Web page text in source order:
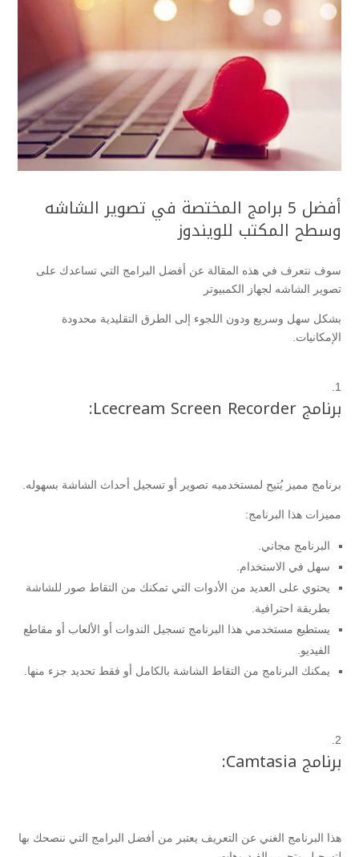
أفضل 5 برامج المختصة في تصوير الشاشه
وسطح المكتب للويندوز
سوف نتعرف في هذه المقالة عن أفضل البرامج التي تساعدك على
تصوير الشاشه لجهاز الكمبيوتر
بشكل سهل وسريع ودون اللجوء إلى الطرق التقليدية محدودة
الإمكانيات.
برنامج Lcecream Screen Recorder:
برنامج مميز يُتيح لمستخدميه تصوير أو تسجيل أحداث الشاشة بسهوله.
مميزات هذا البرنامج:
البرنامج مجاني.
سهل في الاستخدام.
يحتوي على العديد من الأدوات التي تمكنك من التقاط صور للشاشة
بطريقة احترافية.
يستطيع مستخدمي هذا البرنامج تسجيل الندوات أو الألعاب أو مقاطع
الفيديو.
يمكنك البرنامج من التقاط الشاشة بالكامل أو فقط تحديد جزء منها.
برنامج Camtasia:
هذا البرنامج الغني عن التعريف يعتبر من أفضل البرامج التي ننصحك بها